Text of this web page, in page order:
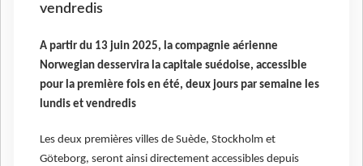
vendredis
A partir du 13 juin 2025, la compagnie aérienne
Norwegian desservira la capitale suédoise, accessible
pour la première fois en été, deux jours par semaine les
lundis et vendredis
Les deux premières villes de Suède, Stockholm et
Göteborg, seront ainsi directement accessibles depuis